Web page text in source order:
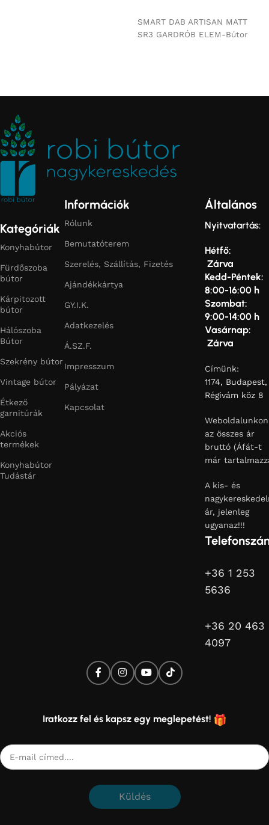
SMART DAB ARTISAN MATT
SR3 GARDRÓB ELEM-Bútor
Kategóriák
Konyhabútor
Fürdőszoba
bútor
Kárpitozott
bútor
Hálószoba
Bútor
Szekrény bútor
Vintage bútor
Étkező
garnitúrák
Akciós
termékek
Konyhabútor
Tudástár
Információk
Rólunk
Bemutatóterem
Szerelés, Szállítás, Fizetés
Ajándékkártya
GY.I.K.
Adatkezelés
Á.SZ.F.
Impresszum
Pályázat
Kapcsolat
Általános
Nyitvatartás:
Hétfő:
Zárva
Kedd-Péntek:
8:00-16:00 h
Szombat:
9:00-14:00 h
Vasárnap:
Zárva
Címünk:
1174, Budapest,
Régivám köz 8
Weboldalunkon
az összes ár
bruttó (Áfát-t
már
A kis- és
ár, jelenleg
ugyanaz!!!
+36 1 253
5636
+36 20 463
4097
Iratkozz fel és kapsz egy meglepetést!
Küldés